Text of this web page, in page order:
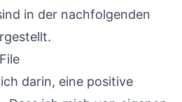
in der nachfolgenden
darin, eine positive